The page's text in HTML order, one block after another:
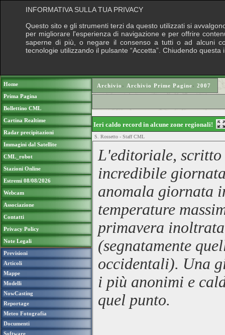
Home
Prima Pagina
Bollettino CML
Cartina Realtime
Radar precipitazioni
Immagini dal Satellite
CML_robot
Stazioni Online
Estremi 08/08/2026
Webcam
Associazione
Contatti
Privacy Policy
Note Legali
Previsioni
Articoli
Mappe
Modelli
NowCasting
Reportage
Meteo Fotografia
Documenti
Software
Archivio › Archivio Prime Pagine› 2007
Ieri caldo record in alcune zone regionali!
S. Rossetto - Staff CML
L'editoriale, scritto
incredibile
anomala giornata
temperature
primavera
(segnatamente
occidentali). Una
i più anonimi e
quel punto.
INFORMATIVA SULLA TUA PRIVACY
Questo sito e gli strumenti terzi da questo utilizzati si
per migliorare l'esperienza di navigazione e per offrire
saperne di più, o negare il consenso a tutti o ad alcuni
tecnologie utilizzando il pulsante “Accetta”. Chiudendo